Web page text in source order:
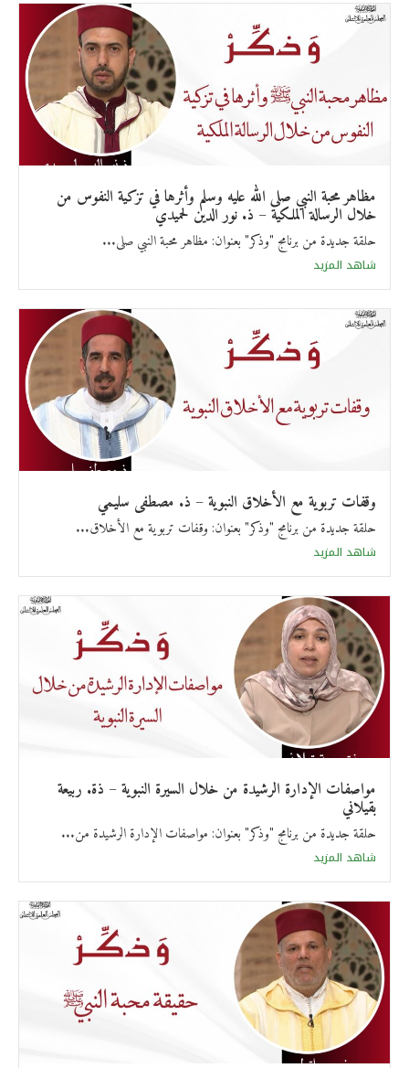
مظاهر محبة النبي صلى الله عليه وسلم وأثرها في تزكية النفوس من
خلال الرسالة الملكية – ذ. نور الدين لحميدي
حلقة جديدة من برنامج "وذكر" بعنوان: مظاهر محبة النبي صلى...
شاهد المزيد
وقفات تربوية مع الأخلاق النبوية – ذ. مصطفى سليمي
حلقة جديدة من برنامج "وذكر" بعنوان: وقفات تربوية مع الأخلاق...
شاهد المزيد
مواصفات الإدارة الرشيدة من خلال السيرة النبوية – ذة. ربيعة
بقيلاني
حلقة جديدة من برنامج "وذكر" بعنوان: مواصفات الإدارة الرشيدة من...
شاهد المزيد